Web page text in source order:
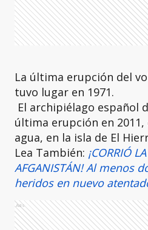
La última erupción del
tuvo lugar en 1971.
El archipiélago español
última erupción en 2011,
agua, en la isla de El
Lea También: ¡CORRIÓ
AFGANISTÁN! Al menos
heridos en nuevo
Ads